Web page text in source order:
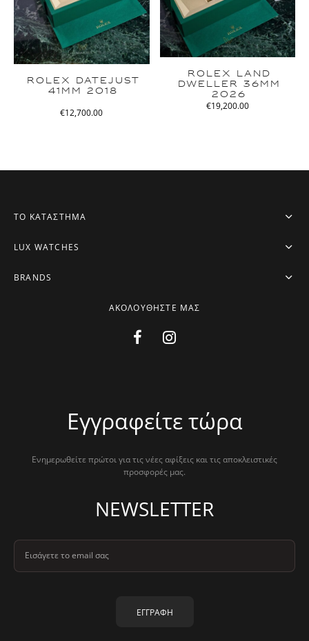
ROLEX DATEJUST
41MM 2018
€12,700.00
ROLEX LAND
DWELLER 36MM
2026
€19,200.00
ΤΟ ΚΑΤΑΣΤΗΜΑ
LUX WATCHES
BRANDS
ΑΚΟΛΟΥΘΗΣΤΕ ΜΑΣ
Εγγραφείτε τώρα
Ενημερωθείτε πρώτοι για τις νέες αφίξεις και τις αποκλειστικές
προσφορές μας.
NEWSLETTER
Εισάγετε το email σας